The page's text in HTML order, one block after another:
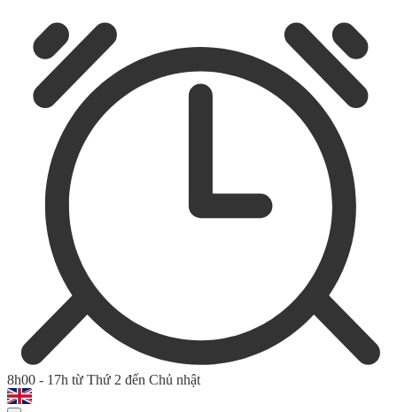
8h00 - 17h từ Thứ 2 đến Chủ nhật